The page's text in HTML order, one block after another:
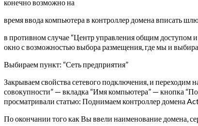
конечно возможно на
время ввода компьютера в контроллер домена вписать
в противном случае “Центр управления общим доступом
окно с возможностью выбора размещения, где мы и
Выбираем пункт: “Сеть предприятия”
Закрываем свойства сетевого подключения, и
совокупности” — вкладка “Имя компьютера” — кнопка
просматривали статью: Поднимаем контроллер домена
По окончании того как Вы ввели наименование домена,